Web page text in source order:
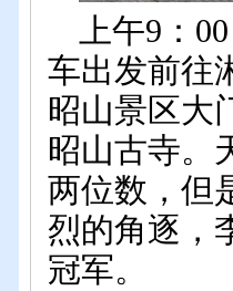
上午9：
车出发前往
昭山景区大
昭山古寺。
两位数，但
烈的角逐，
冠军。